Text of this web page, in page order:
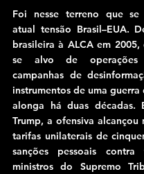
Foi nesse terreno que
atual tensão Brasil–EUA.
brasileira à ALCA em
se alvo de operações
campanhas de
instrumentos de uma guerra
alonga há duas décadas.
Trump, a ofensiva alcançou
tarifas unilaterais de
sanções pessoais contra
ministros do Supremo